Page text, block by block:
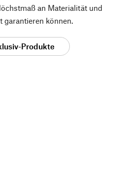
an Materialität und
garantieren können.
Produkte